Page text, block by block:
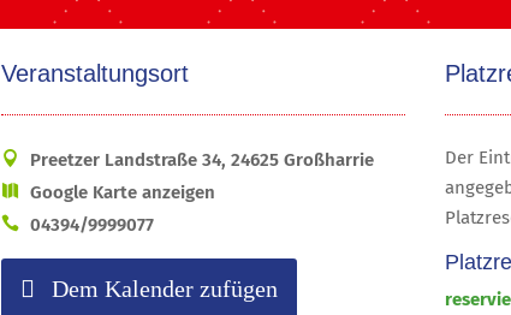
Veranstaltungsort
Preetzer Landstraße 34, 24625 Großharrie
Google Karte anzeigen
04394/9999077
Dem Kalender zufügen
Der